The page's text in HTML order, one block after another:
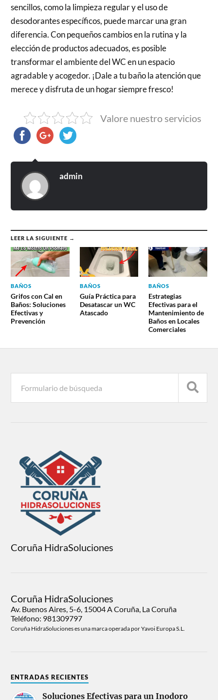
sencillos, como la limpieza regular y el uso de
desodorantes específicos, puede marcar una gran
diferencia. Con pequeños cambios en la rutina y la
elección de productos adecuados, es posible
transformar el ambiente del WC en un espacio
agradable y acogedor. ¡Dale a tu baño la atención que
merece y disfruta de un hogar siempre fresco!
Valore nuestro servicios
admin
LEER LA SIGUIENTE →
BAÑOS
Grifos con Cal en
Baños: Soluciones
Efectivas y
Prevención
BAÑOS
Guía Práctica para
Desatascar un WC
Atascado
BAÑOS
Estrategias
Efectivas para el
Mantenimiento de
Baños en Locales
Comerciales
Coruña HidraSoluciones
Coruña HidraSoluciones
Av. Buenos Aires, 5-6, 15004 A Coruña, La Coruña
Teléfono: 981309797
Coruña HidraSoluciones es una marca operada por Yavoi Europa S.L.
ENTRADAS RECIENTES
Soluciones Efectivas para un Inodoro